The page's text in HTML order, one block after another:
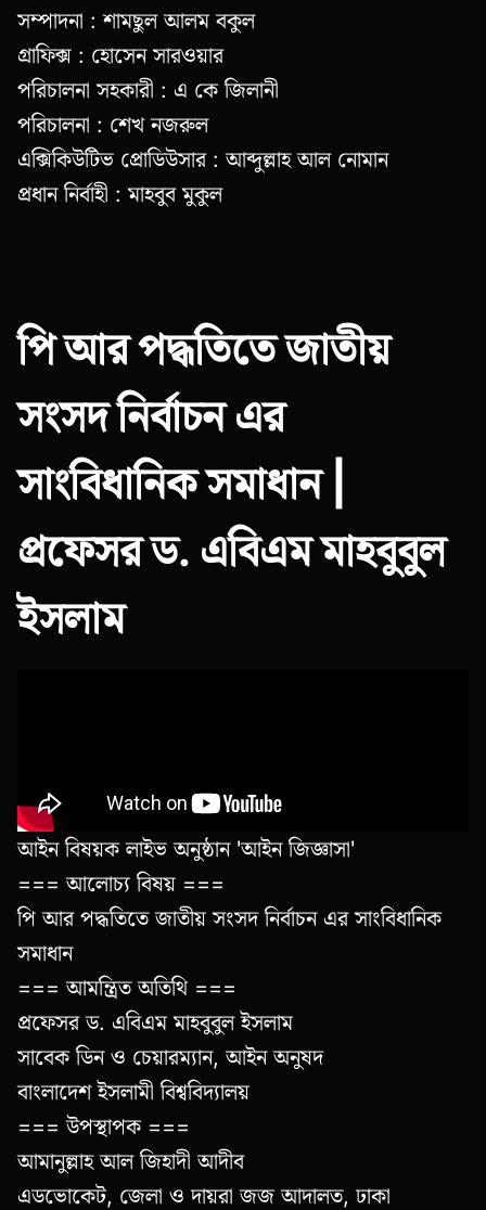
সম্পাদনা : শামছুল আলম বকুল
গ্রাফিক্স : হোসেন সারওয়ার
পরিচালনা সহকারী : এ কে জিলানী
পরিচালনা : শেখ নজরুল
এক্সিকিউটিভ প্রোডিউসার : আব্দুল্লাহ আল নোমান
প্রধান নির্বাহী : মাহবুব মুকুল
পি আর পদ্ধতিতে জাতীয়
সংসদ নির্বাচন এর
সাংবিধানিক সমাধান |
প্রফেসর ড. এবিএম মাহবুবুল
ইসলাম
আইন বিষয়ক লাইভ অনুষ্ঠান 'আইন জিজ্ঞাসা'
=== আলোচ্য বিষয় ===
পি আর পদ্ধতিতে জাতীয় সংসদ নির্বাচন এর সাংবিধানিক
সমাধান
=== আমন্ত্রিত অতিথি ===
প্রফেসর ড. এবিএম মাহবুবুল ইসলাম
সাবেক ডিন ও চেয়ারম্যান, আইন অনুষদ
বাংলাদেশ ইসলামী বিশ্ববিদ্যালয়
=== উপস্থাপক ===
আমানুল্লাহ আল জিহাদী আদীব
এডভোকেট, জেলা ও দায়রা জজ আদালত, ঢাকা